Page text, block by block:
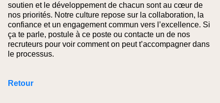
soutien et le développement de chacun sont au cœur de
nos priorités. Notre culture repose sur la collaboration, la
confiance et un engagement commun vers l’excellence. Si
ça te parle, postule à ce poste ou contacte un de nos
recruteurs pour voir comment on peut t’accompagner dans
le processus.
Retour